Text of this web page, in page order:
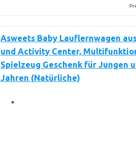
Asweets Baby Lauflernwagen
und Activity Center,
Spielzeug Geschenk für Jungen
Jahren (Natürliche)